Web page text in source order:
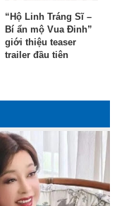
“Hộ Linh Tráng Sĩ –
Bí ẩn mộ Vua Đinh”
giới thiệu teaser
trailer đầu tiên